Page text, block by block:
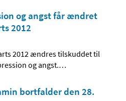
og angst får ændret
2012
2012 ændres tilskuddet til
og angst.…
bortfalder den 28.